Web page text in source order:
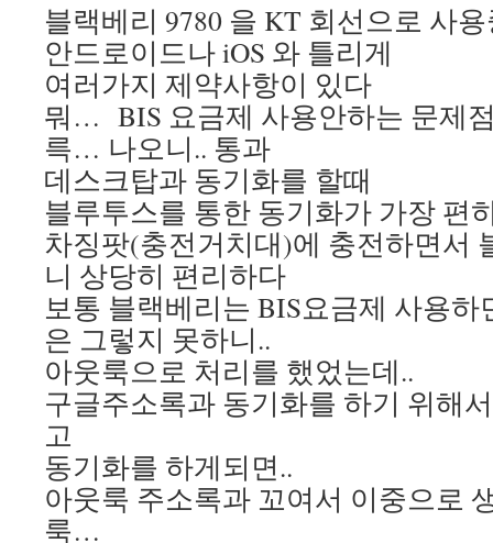
블랙베리 9780 을 KT 회선으로 사
안드로이드나 iOS 와 틀리게
여러가지 제약사항이 있다
뭐… BIS 요금제 사용안하는 문제
륵… 나오니.. 통과
데스크탑과 동기화를 할때
블루투스를 통한 동기화가 가장 편
차징팟(충전거치대)에 충전하면서
니 상당히 편리하다
보통 블랙베리는 BIS요금제 사용하
은 그렇지 못하니..
아웃룩으로 처리를 했었는데..
구글주소록과 동기화를 하기 위해
고
동기화를 하게되면..
아웃룩 주소록과 꼬여서 이중으로
룩…